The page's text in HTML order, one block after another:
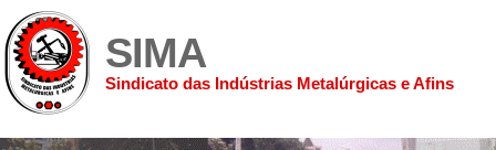
SIMA
Sindicato das Indústrias Metalúrgicas e Afins